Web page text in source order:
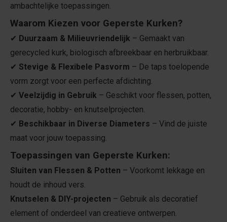
ambachtelijke toepassingen.
Waarom Kiezen voor Geperste Kurken?
✔ Duurzaam & Milieuvriendelijk – Gemaakt van
gerecycled kurk, biologisch afbreekbaar en herbruikbaar.
✔ Stevige & Flexibele Pasvorm – De taps toelopende
vorm zorgt voor een perfecte afdichting.
✔ Veelzijdig in Gebruik – Geschikt voor flessen, potten,
decoratie, hobby- en knutselprojecten.
✔ Beschikbaar in Diverse Diameters – Vind de juiste
maat voor jouw toepassing.
Toepassingen van Geperste Kurken:
Sluiten van Flessen & Potten – Voorkomt lekkage en
houdt de inhoud vers.
Knutselen & DIY-projecten – Gebruik als decoratief
element of onderdeel van creatieve ontwerpen.